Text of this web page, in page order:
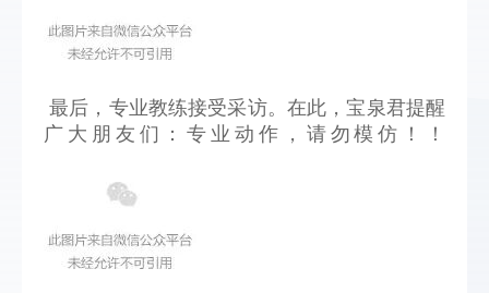
最后，专业教练接受采访。在此，宝泉君提醒
广大朋友们：专业动作，请勿模仿！！